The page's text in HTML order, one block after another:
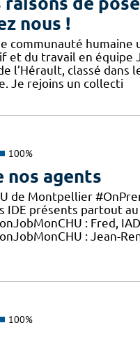
nous !
communauté humaine
et du travail en équipe
l’Hérault, classé dans
Je rejoins un collecti
100%
nos agents
de Montpellier
IDE présents partout au
: Fred,
: Jean-
100%